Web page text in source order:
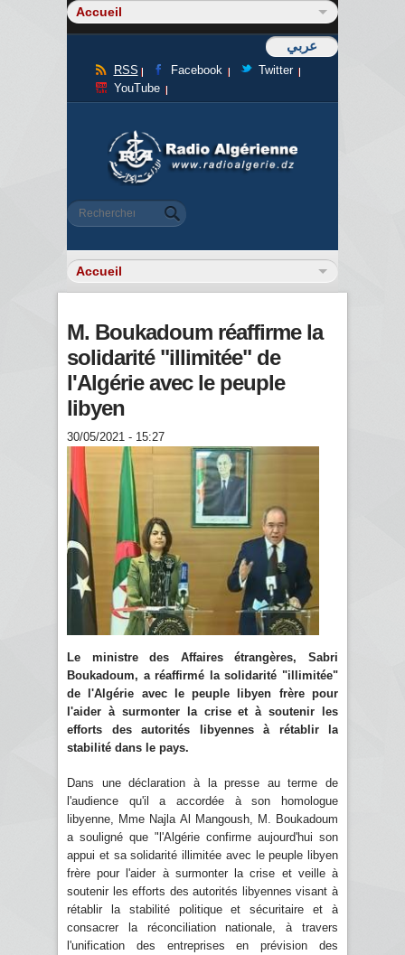
عربي
RSS Facebook
Twitter
YouTube
Formulaire de recherche
Rechercher
M. Boukadoum réaffirme la
solidarité "illimitée" de
l'Algérie avec le peuple
libyen
30/05/2021 - 15:27
Le ministre des Affaires étrangères, Sabri
Boukadoum, a réaffirmé la solidarité "illimitée"
de l'Algérie avec le peuple libyen frère pour
l'aider à surmonter la crise et à soutenir les
efforts des autorités libyennes à rétablir la
stabilité dans le pays.
Dans une déclaration à la presse au terme de
l'audience qu'il a accordée à son homologue
libyenne, Mme Najla Al Mangoush, M. Boukadoum
a souligné que "l'Algérie confirme aujourd'hui son
appui et sa solidarité illimitée avec le peuple libyen
frère pour l'aider à surmonter la crise et veille à
soutenir les efforts des autorités libyennes visant à
rétablir la stabilité politique et sécuritaire et à
consacrer la réconciliation nationale, à travers
l'unification des entreprises en prévision des